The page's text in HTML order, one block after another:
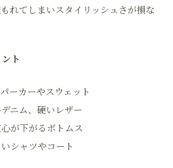
れてしまいスタイリッシュさが損な
ト
ーカーやスウェット
ニム、硬いレザー
が下がるボトムス
シャツやコート